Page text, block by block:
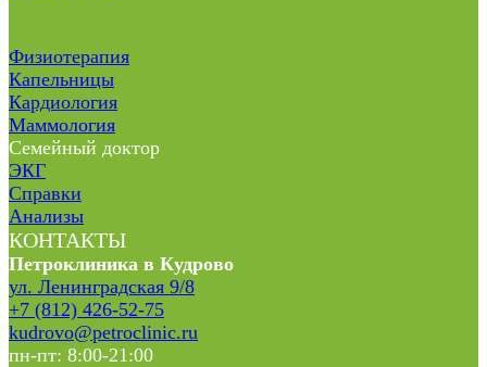
Физиотерапия
Капельницы
Кардиология
Маммология
Семейный доктор
ЭКГ
Справки
Анализы
КОНТАКТЫ
Петроклиника в Кудрово
ул. Ленинградская 9/8
+7 (812) 426-52-75
kudrovo@petroclinic.ru
пн-пт: 8:00-21:00